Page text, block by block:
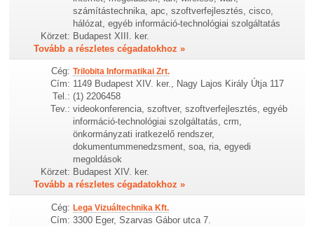
számítástechnika, apc, szoftverfejlesztés, cisco,
hálózat, egyéb információ-technológiai szolgáltatás
Körzet: Budapest XIII. ker.
Tovább a részletes cégadatokhoz »
Cég: Trilobita Informatikai Zrt.
Cím: 1149 Budapest XIV. ker., Nagy Lajos Király Útja 117
Tel.: (1) 2206458
Tev.: videokonferencia, szoftver, szoftverfejlesztés, egyéb
információ-technológiai szolgáltatás, crm,
önkormányzati iratkezelő rendszer,
dokumentummenedzsment, soa, ria, egyedi
megoldások
Körzet: Budapest XIV. ker.
Tovább a részletes cégadatokhoz »
Cég: Lega Vizuáltechnika Kft.
Cím: 3300 Eger, Szarvas Gábor utca 7.